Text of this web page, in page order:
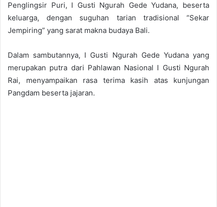
Penglingsir Puri, I Gusti Ngurah Gede Yudana, beserta
keluarga, dengan suguhan tarian tradisional “Sekar
Jempiring” yang sarat makna budaya Bali.
Dalam sambutannya, I Gusti Ngurah Gede Yudana yang
merupakan putra dari Pahlawan Nasional I Gusti Ngurah
Rai, menyampaikan rasa terima kasih atas kunjungan
Pangdam beserta jajaran.